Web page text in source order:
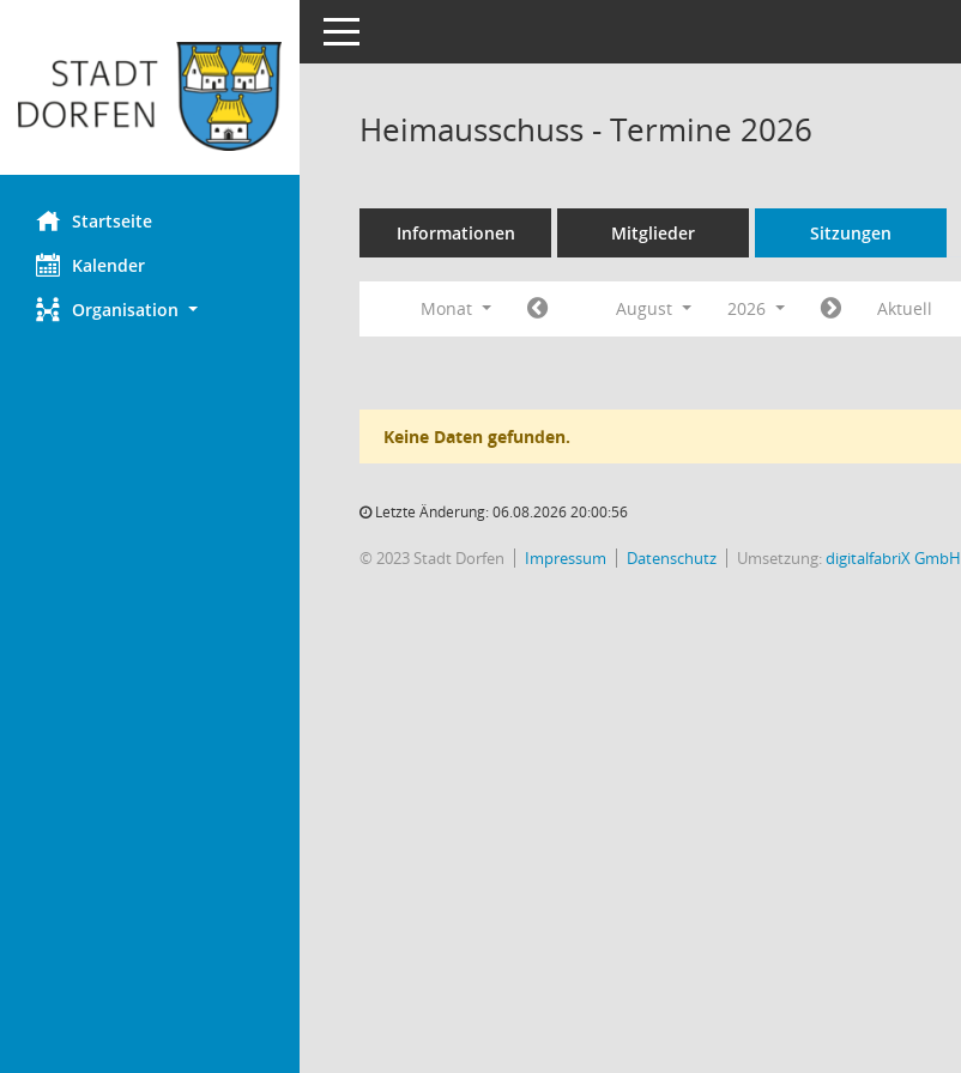
Startseite
Kalender
Organisation
Toggle navigation
Heimausschuss - Termine 2026
Informationen Mitglieder Sitzungen
Monat August 2026 Aktuell
Keine Daten gefunden.
Letzte Änderung: 06.08.2026 20:00:56
© 2023 Stadt Dorfen Impressum Datenschutz Umsetzung:digitalfabriX GmbH